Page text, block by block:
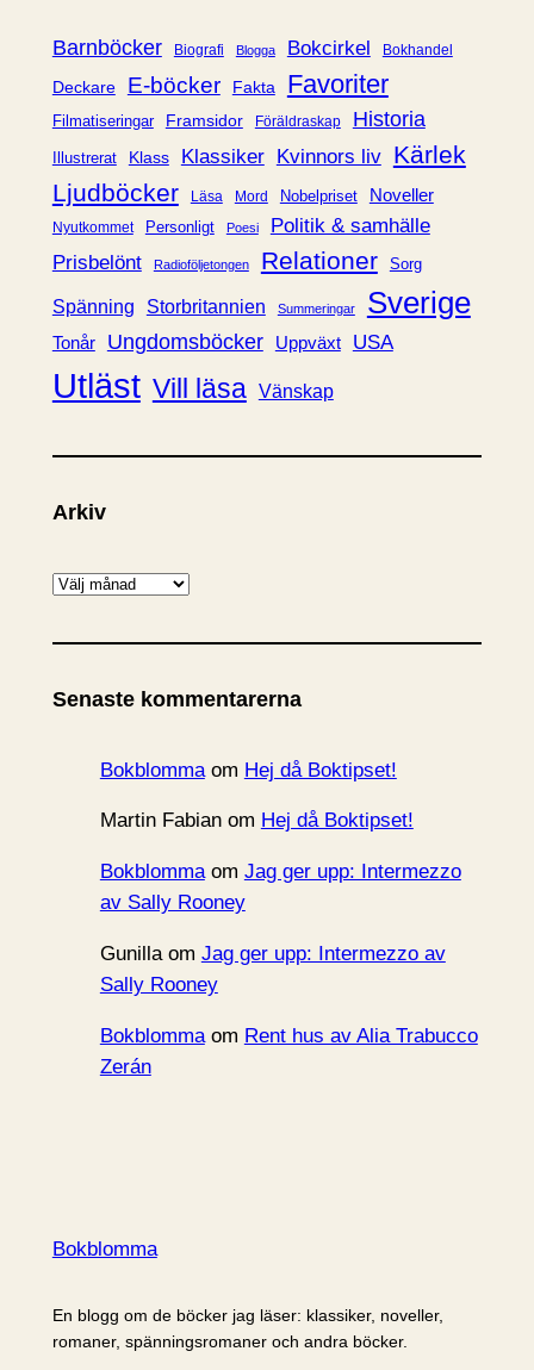
rBarnböcker Biografi Blogga Bokcirkel Bokhandel
Deckare E-böcker Fakta Favoriter
Filmatiseringar Framsidor Föräldraskap Historia
Illustrerat Klass Klassiker Kvinnors liv Kärlek
Ljudböcker
Läsa Mord Nobelpriset Noveller
Nyutkommet Personligt Poesi
Politik & samhälle
Prisbelönt
Radioföljetongen Relationer Sorg
Spänning Storbritannien Summeringar Sverige
Tonår Ungdomsböcker Uppväxt USA
Utläst Vill läsa Vänskap
Arkiv
A
k
v
Senaste kommentarerna
Bokblommaom Hej då Boktipset!
Martin Fabianom Hej då Boktipset!
Bokblommaom Jag ger upp: Intermezzo
av Sally Rooney
Gunillaom Jag ger upp: Intermezzo av
Sally Rooney
Bokblommaom Rent hus av Alia Trabucco
Zerán
Bokblomma
En blogg om de böcker jag läser: klassiker, noveller,
romaner, spänningsromaner och andra böcker.